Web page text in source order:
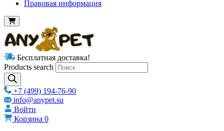
Правовая информация
Бесплатная доставка!
Products search
+7 (499) 194-76-90
info@anypet.su
Войти
Корзина 0